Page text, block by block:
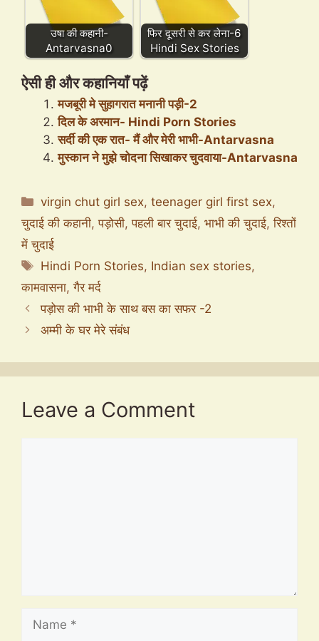
उषा की कहानी-
Antarvasna0
फिर दूसरी से कर लेना-6
Hindi Sex Stories
ऐसी ही और कहानियाँ पढ़ें
मजबूरी मे सुहागरात मनानी पड़ी-2
दिल के अरमान- Hindi Porn Stories
सर्दी की एक रात- मैं और मेरी भाभी-Antarvasna
मुस्कान ने मुझे चोदना सिखाकर चुदवाया-Antarvasna
Categories
virgin chut girl sex,teenager girl first sex,
चुदाई की कहानी,पड़ोसी,पहली बार चुदाई, भाभी की चुदाई,रिश्तों
में चुदाई
Tags
Hindi Porn Stories, Indian sex stories,
कामवासना,गैर मर्द
पड़ोस की भाभी के साथ बस का सफर -2
अम्मी के घर मेरे संबंध
Leave a Comment
Name